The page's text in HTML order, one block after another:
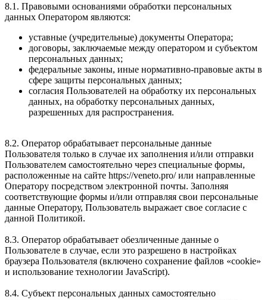
8.1. Правовыми основаниями обработки персональных
данных Оператором являются:
уставные (учредительные) документы Оператора;
договоры, заключаемые между оператором и субъектом
персональных данных;
федеральные законы, иные нормативно-правовые акты в
сфере защиты персональных данных;
согласия Пользователей на обработку их персональных
данных, на обработку персональных данных,
разрешенных для распространения.
8.2. Оператор обрабатывает персональные данные
Пользователя только в случае их заполнения и/или отправки
Пользователем самостоятельно через специальные формы,
расположенные на сайте https://veneto.pro/ или направленные
Оператору посредством электронной почты. Заполняя
соответствующие формы и/или отправляя свои персональные
данные Оператору, Пользователь выражает свое согласие с
данной Политикой.
8.3. Оператор обрабатывает обезличенные данные о
Пользователе в случае, если это разрешено в настройках
браузера Пользователя (включено сохранение файлов «cookie»
и использование технологии JavaScript).
8.4. Субъект персональных данных самостоятельно